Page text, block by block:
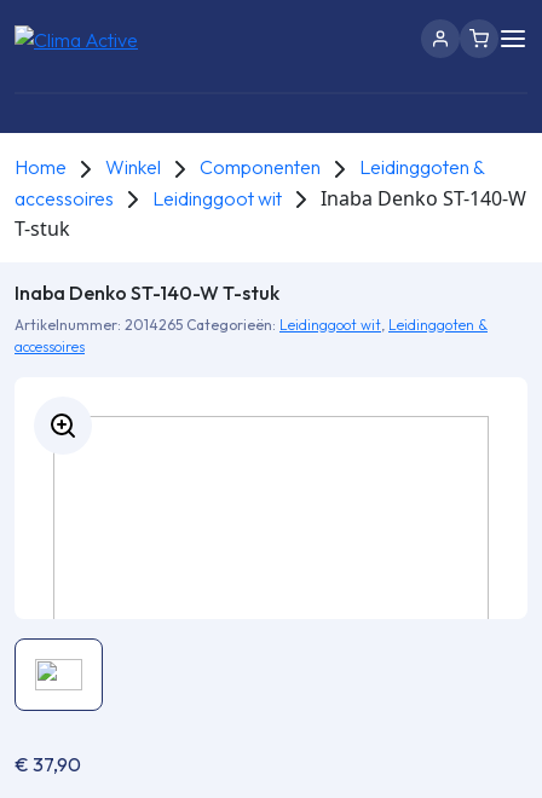
Home Winkel Componenten
Leidinggoten &
accessoires
Leidinggoot wit
Inaba Denko ST-140-W
T-stuk
Inaba Denko ST-140-W T-stuk
Artikelnummer: 2014265 Categorieën: Leidinggoot wit, Leidinggoten &
accessoires
€ 37,90